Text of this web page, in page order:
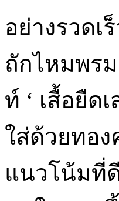
อย่างรวดเ
ถักไหมพร
ท์ ‘ เสื้อยื
ใส่ด้วยทอ
แนวโน้มที่